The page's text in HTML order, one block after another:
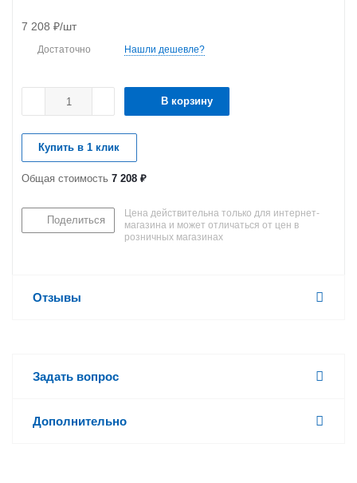
7 208 ₽/шт
Достаточно Нашли дешевле?
В корзину
Купить в 1 клик
Общая стоимость 7 208 ₽
Поделиться
Цена действительна только для интернет-
магазина и может отличаться от цен в
розничных магазинах
Отзывы
Задать вопрос
Дополнительно